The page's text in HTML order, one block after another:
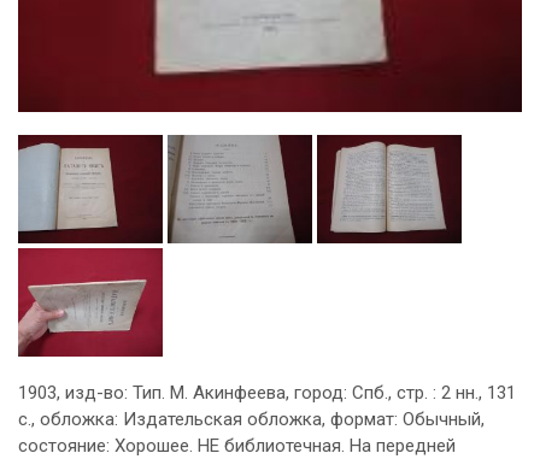
1903, изд-во: Тип. М. Акинфеева, город: Спб., стр. : 2 нн., 131
с., обложка: Издательская обложка, формат: Обычный,
состояние: Хорошее. НЕ библиотечная. На передней